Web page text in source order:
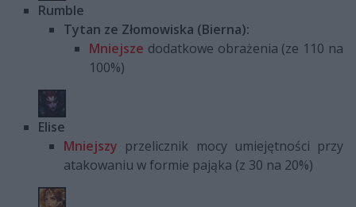
Rumble
Tytan ze Złomowiska (Bierna):
Mniejsze dodatkowe obrażenia (ze 110 na
100%)
Elise
Mniejszy przelicznik mocy umiejętności przy
atakowaniu w formie pająka (z 30 na 20%)